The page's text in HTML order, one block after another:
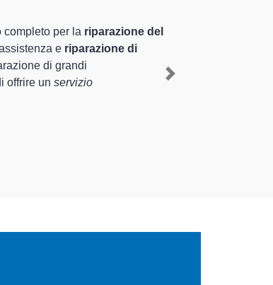
nel territorio di Sergnano e provincia
, mediante il ripristino rapido del corretto
tipologie sugli elettrodomestici da
Next